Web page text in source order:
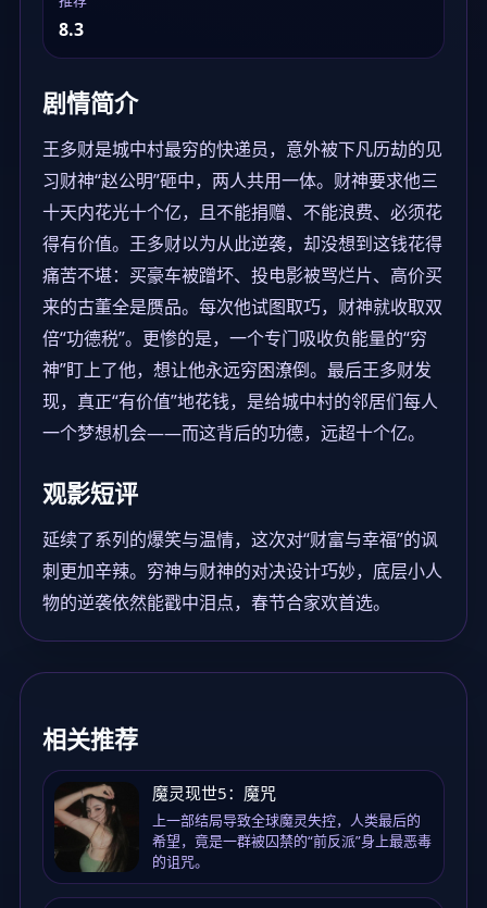
8.3
剧情简介
王多财是城中村最穷的快递员，意外被下凡历劫的见
习财神“赵公明”砸中，两人共用一体。财神要求他三
十天内花光十个亿，且不能捐赠、不能浪费、必须花
得有价值。王多财以为从此逆袭，却没想到这钱花得
痛苦不堪：买豪车被蹭坏、投电影被骂烂片、高价买
来的古董全是赝品。每次他试图取巧，财神就收取双
倍“功德税”。更惨的是，一个专门吸收负能量的“穷
神”盯上了他，想让他永远穷困潦倒。最后王多财发
现，真正“有价值”地花钱，是给城中村的邻居们每人
一个梦想机会——而这背后的功德，远超十个亿。
观影短评
延续了系列的爆笑与温情，这次对“财富与幸福”的讽
刺更加辛辣。穷神与财神的对决设计巧妙，底层小人
物的逆袭依然能戳中泪点，春节合家欢首选。
相关推荐
魔灵现世5：魔咒
上一部结局导致全球魔灵失控，人类最后的
希望，竟是一群被囚禁的“前反派”身上最恶毒
的诅咒。